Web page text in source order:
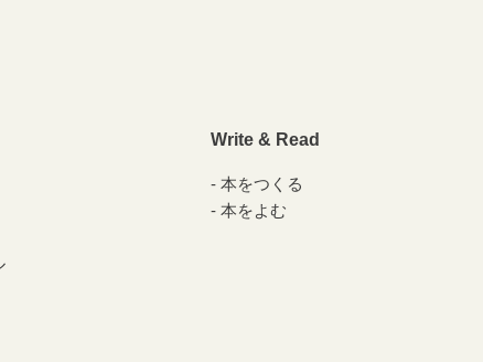
Write & Read
本をつくる
本をよむ